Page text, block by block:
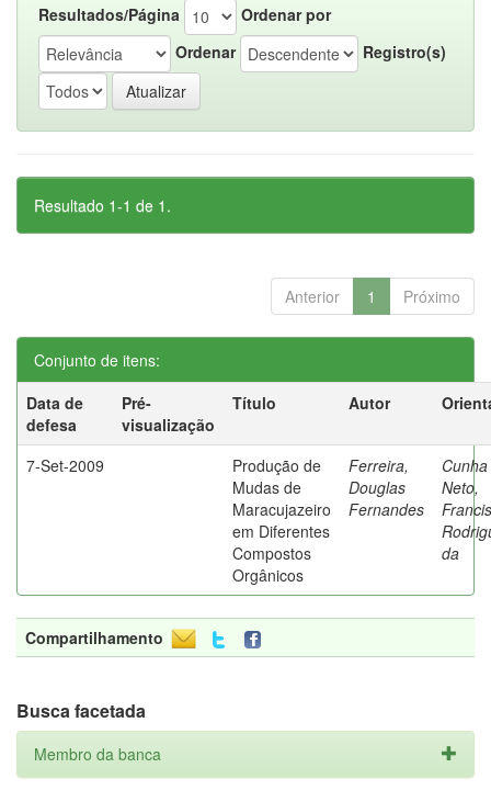
Resultados/Página
Ordenar por
Ordenar
Registro(s)
Resultado 1-1 de 1.
Anterior 1 Próximo
Conjunto de itens:
Data de
defesa
Pré-
visualização
Título Autor
7-Set-2009
Produção de
Mudas de
Maracujazeiro
em Diferentes
Compostos
Orgânicos
Ferreira,
Douglas
Fernandes
Cunha
Neto,
da
Compartilhamento
Busca facetada
Membro da banca